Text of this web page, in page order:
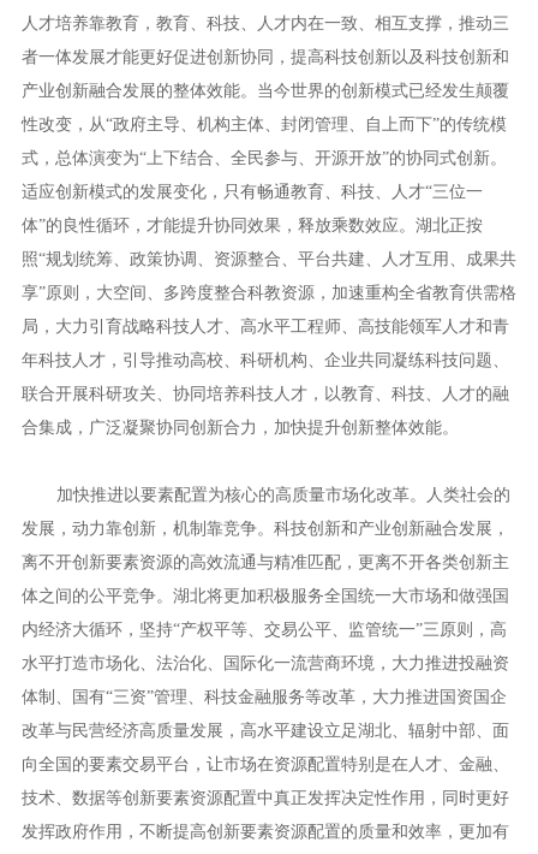
人才培养靠教育，教育、科技、人才内在一致、相互支撑，推动三
者一体发展才能更好促进创新协同，提高科技创新以及科技创新和
产业创新融合发展的整体效能。当今世界的创新模式已经发生颠覆
性改变，从“政府主导、机构主体、封闭管理、自上而下”的传统模
式，总体演变为“上下结合、全民参与、开源开放”的协同式创新。
适应创新模式的发展变化，只有畅通教育、科技、人才“三位一
体”的良性循环，才能提升协同效果，释放乘数效应。湖北正按
照“规划统筹、政策协调、资源整合、平台共建、人才互用、成果共
享”原则，大空间、多跨度整合科教资源，加速重构全省教育供需格
局，大力引育战略科技人才、高水平工程师、高技能领军人才和青
年科技人才，引导推动高校、科研机构、企业共同凝练科技问题、
联合开展科研攻关、协同培养科技人才，以教育、科技、人才的融
合集成，广泛凝聚协同创新合力，加快提升创新整体效能。
加快推进以要素配置为核心的高质量市场化改革。人类社会的
发展，动力靠创新，机制靠竞争。科技创新和产业创新融合发展，
离不开创新要素资源的高效流通与精准匹配，更离不开各类创新主
体之间的公平竞争。湖北将更加积极服务全国统一大市场和做强国
内经济大循环，坚持“产权平等、交易公平、监管统一”三原则，高
水平打造市场化、法治化、国际化一流营商环境，大力推进投融资
体制、国有“三资”管理、科技金融服务等改革，大力推进国资国企
改革与民营经济高质量发展，高水平建设立足湖北、辐射中部、面
向全国的要素交易平台，让市场在资源配置特别是在人才、金融、
技术、数据等创新要素资源配置中真正发挥决定性作用，同时更好
发挥政府作用，不断提高创新要素资源配置的质量和效率，更加有